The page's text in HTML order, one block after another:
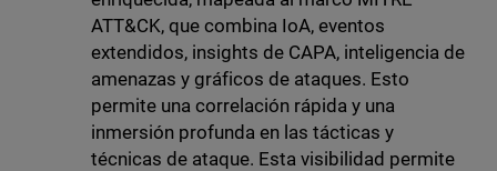
ATT&CK, que combina IoA, eventos
extendidos, insights de CAPA, inteligencia de
amenazas y gráficos de ataques. Esto
permite una correlación rápida y una
inmersión profunda en las tácticas y
técnicas de ataque. Esta visibilidad permite